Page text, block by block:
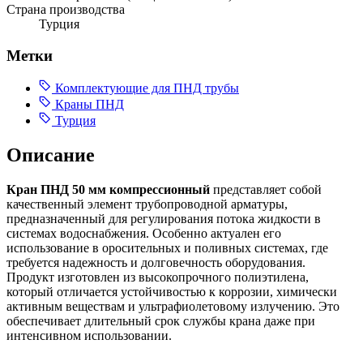
Страна производства
Турция
Метки
Комплектующие для ПНД трубы
Краны ПНД
Турция
Описание
Кран ПНД 50 мм компрессионный представляет собой
качественный элемент трубопроводной арматуры,
предназначенный для регулирования потока жидкости в
системах водоснабжения. Особенно актуален его
использование в оросительных и поливных системах, где
требуется надежность и долговечность оборудования.
Продукт изготовлен из высокопрочного полиэтилена,
который отличается устойчивостью к коррозии, химически
активным веществам и ультрафиолетовому излучению. Это
обеспечивает длительный срок службы крана даже при
интенсивном использовании.